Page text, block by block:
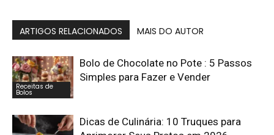
ARTIGOS RELACIONADOS MAIS DO AUTOR
Receitas de
Bolos
Bolo de Chocolate no Pote : 5 Passos
Simples para Fazer e Vender
Dicas de Culinária: 10 Truques para